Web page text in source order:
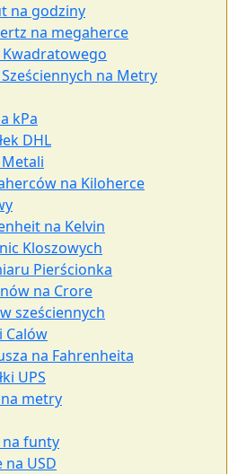
na godziny
na megaherce
na Metry
kPa
DHL
na Kiloherce
na Kelvin
Kloszowych
Pierścionka
na Crore
sześciennych
Calów
na Fahrenheita
UPS
metry
funty
USD